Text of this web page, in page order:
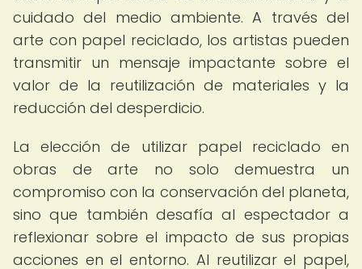
cuidado del medio ambiente. A través del
arte con papel reciclado, los artistas pueden
transmitir un mensaje impactante sobre el
valor de la reutilización de materiales y la
reducción del desperdicio.
La elección de utilizar papel reciclado en
obras de arte no solo demuestra un
compromiso con la conservación del planeta,
sino que también desafía al espectador a
reflexionar sobre el impacto de sus propias
acciones en el entorno. Al reutilizar el papel,